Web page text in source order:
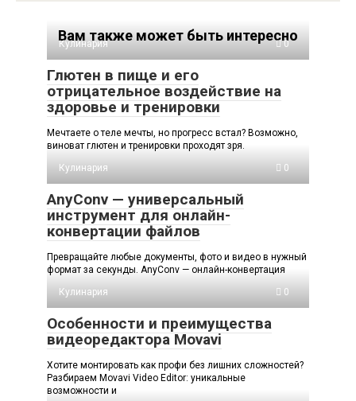
Вам также может быть интересно
Кулинария 0
Глютен в пище и его
отрицательное воздействие на
здоровье и тренировки
Мечтаете о теле мечты, но прогресс встал? Возможно,
виноват глютен и тренировки проходят зря.
Кулинария
0
AnyConv — универсальный
инструмент для онлайн-
конвертации файлов
Превращайте любые документы, фото и видео в нужный
формат за секунды. AnyConv — онлайн-конвертация
Кулинария
0
Особенности и преимущества
видеоредактора Movavi
Хотите монтировать как профи без лишних сложностей?
Разбираем Movavi Video Editor: уникальные
возможности и